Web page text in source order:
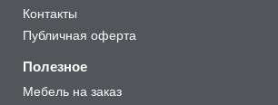
Контакты
Публичная оферта
Полезное
Мебель на заказ